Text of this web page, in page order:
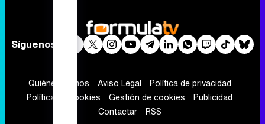
Síguenos
Quiénes somos Aviso Legal
Política de privacidad
Política de cookies
Gestión de cookies
Publicidad
Contactar
RSS